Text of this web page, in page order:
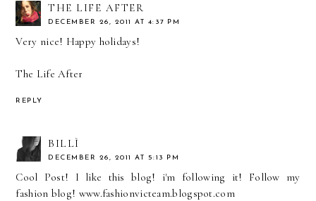
THE LIFE AFTER
DECEMBER 26, 2011 AT 4:37 PM
Very nice! Happy holidays!
The Life After
REPLY
BILLÌ
DECEMBER 26, 2011 AT 5:13 PM
Cool Post! I like this blog! i'm following it! Follow my
fashion blog! www.fashionvicteam.blogspot.com